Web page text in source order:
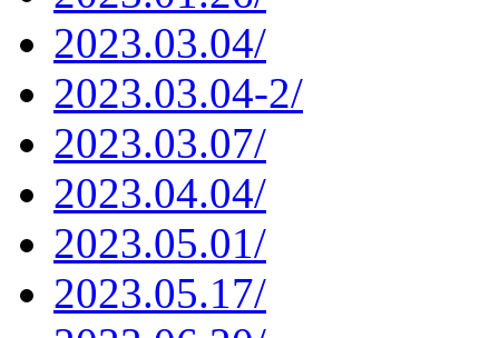
2023.03.04/
2023.03.04-2/
2023.03.07/
2023.04.04/
2023.05.01/
2023.05.17/